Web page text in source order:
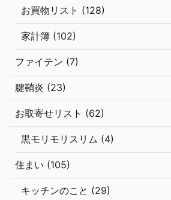
お買物リスト (128)
家計簿 (102)
ファイテン (7)
腱鞘炎 (23)
お取寄せリスト (62)
黒モリモリスリム (4)
住まい (105)
キッチンのこと (29)